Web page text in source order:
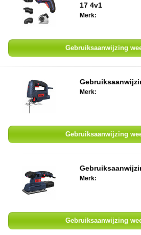
17 4v1
Merk:
Gebruiksaanwijzing
Merk:
Gebruiksaanwijzing
Merk:
Gebruiksaanwijzing